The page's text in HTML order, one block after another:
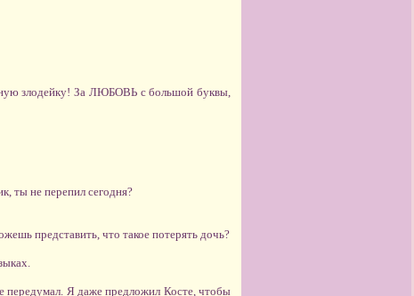
злодейку! За ЛЮБОВЬ с большой буквы,
ты не перепил сегодня?
представить, что такое потерять дочь?
передумал. Я даже предложил Косте, чтобы